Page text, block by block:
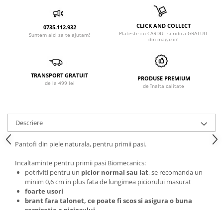
0735.112.932
Suntem aici sa te ajutam!
CLICK AND COLLECT
Plateste cu CARDUL si ridica GRATUIT
din magazin!
TRANSPORT GRATUIT
de la 499 lei
PRODUSE PREMIUM
de înalta calitate
Descriere
Pantofi din piele naturala, pentru primii pasi.
Incaltaminte pentru primii pasi Biomecanics:
potriviti pentru un picior normal sau lat, se recomanda un
minim 0,6 cm in plus fata de lungimea piciorului masurat
foarte usori
brant fara talonet, ce poate fi scos si asigura o buna